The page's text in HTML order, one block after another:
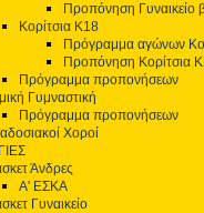
Προπόνηση Γυναικείο
Κορίτσια Κ18
Πρόγραμμα αγώνων
Προπόνηση Κορίτσια
Πρόγραμμα προπονήσεων
Γυμναστική
Πρόγραμμα προπονήσεων
Χοροί
Άνδρες
Α' ΕΣΚΑ
Γυναικείο